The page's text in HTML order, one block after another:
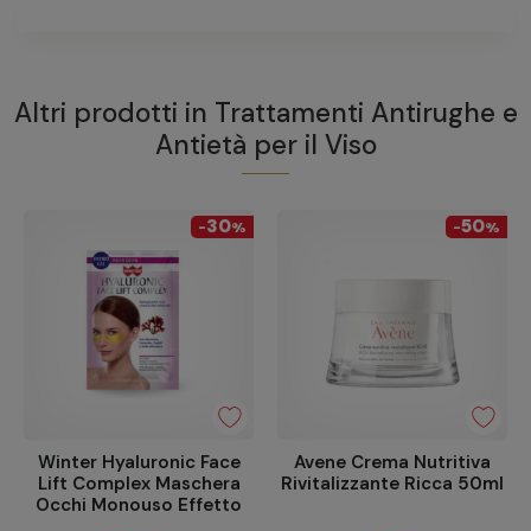
Altri prodotti in Trattamenti Antirughe e
Antietà per il Viso
-30%
Winter Hyaluronic Face
Lift Complex Maschera
Occhi Monouso Effetto
-50%
Avene Crema Nutritiva
Rivitalizzante Ricca 50ml